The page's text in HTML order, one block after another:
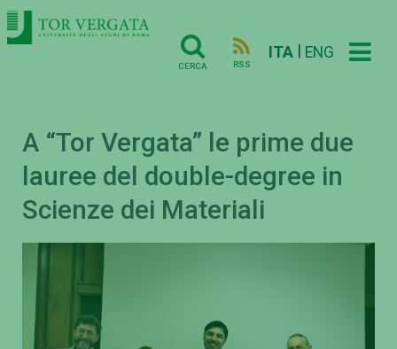
CERCA RSS
ITA ENG
A “Tor Vergata” le prime due
lauree del double-degree in
Scienze dei Materiali